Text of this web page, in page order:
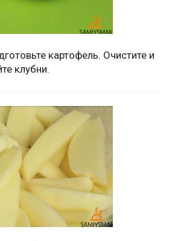
картофель. Очистите и
клубни.